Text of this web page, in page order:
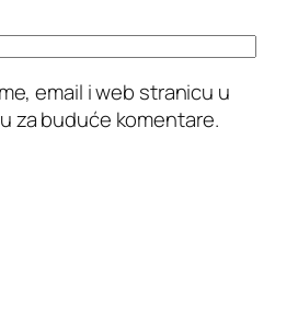
email i web stranicu u
za buduće komentare.